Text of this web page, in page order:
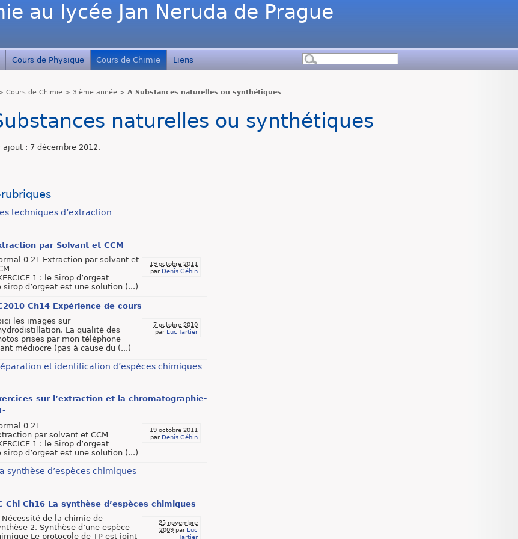
au lycée Jan Neruda de Prague
Cours de Physique Cours de Chimie Liens
Cours de Chimie > 3ième année >A Substances naturelles ou synthétiques
naturelles ou synthétiques
ajout : 7 décembre 2012.
rubriques
techniques d’extraction
par Solvant et CCM
19 octobre 2011
par Denis Géhin
0 21 Extraction par solvant et
1 : le Sirop d’orgeat
sirop d’orgeat est une solution (...)
Ch14 Expérience de cours
7 octobre 2010
par Luc Tartier
les images sur
La qualité des
prises par mon téléphone
médiocre (pas à cause du (...)
et identification d’espèces chimiques
sur l’extraction et la chromatographie-
19 octobre 2011
par Denis Géhin
0 21
par solvant et CCM
1 : le Sirop d’orgeat
sirop d’orgeat est une solution (...)
synthèse d’espèces chimiques
Chi Ch16 La synthèse d’espèces chimiques
25 novembre
2009 par Luc
Tartier
Nécessité de la chimie de
2. Synthèse d’une espèce
Le protocole de TP est joint